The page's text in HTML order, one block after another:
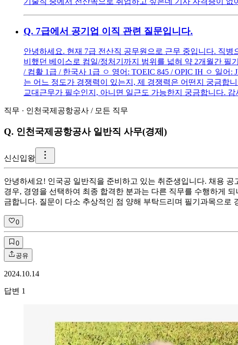
Q. 7급에서 공기업 이직 관련 질문입니다.
안녕하세요. 현재 7급 전산직 공무원으로 근무 중입니다. 직
비했던 베이스로 컴일/정처기까지 범위를 넓혀 약 2개월간 필
/ 컴활 1급 / 한국사 1급 ㅇ 영어: TOEIC 845 / OPIC IH ㅇ 일어
는 어느 정도가 경쟁력이 있는지, 제 경쟁력은 어떤지 궁금합
교대근무가 필수인지, 아니면 일근도 가능한지 궁금합니다. 감
직무 · 인천국제공항공사 / 모든 직무
Q. 인천국제공항공사 일반직 사무(경제)
신신입왕
안녕하세요! 인국공 일반직을 준비하고 있는 취준생입니다. 채용
경우, 경영을 선택하여 최종 합격한 분과는 다른 직무를 수행하게
금합니다. 질문이 다소 추상적인 점 양해 부탁드리며 필기과목으
0
0
공유
2024.10.14
답변 1